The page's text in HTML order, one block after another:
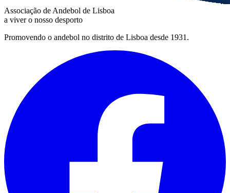
Associação de Andebol de Lisboa
a viver o nosso desporto
Promovendo o andebol no distrito de Lisboa desde 1931.